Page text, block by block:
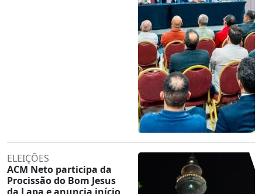
ELEIÇÕES
ACM Neto participa da
Procissão do Bom Jesus